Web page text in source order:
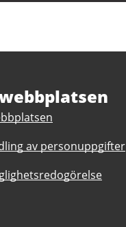
av personuppgifter